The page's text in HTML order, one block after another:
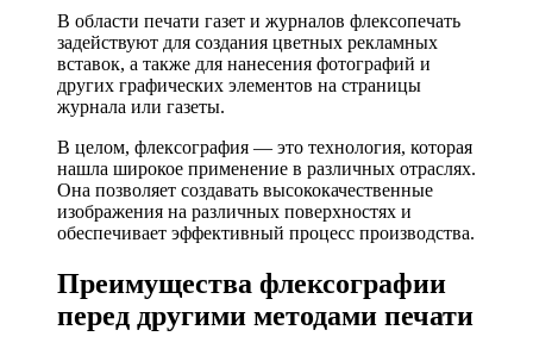
В области печати газет и журналов флексопечать
задействуют для создания цветных рекламных
вставок, а также для нанесения фотографий и
других графических элементов на страницы
журнала или газеты.
В целом, флексография — это технология, которая
нашла широкое применение в различных отраслях.
Она позволяет создавать высококачественные
изображения на различных поверхностях и
обеспечивает эффективный процесс производства.
Преимущества флексографии
перед другими методами печати